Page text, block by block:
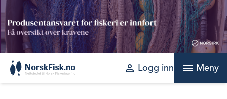
Skip
to
content
perm_identity Logg inn menu Meny